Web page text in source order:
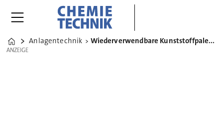
Home
Anlagentechnik Wiederverwendbare Kunststoffpaletten mit langer Lebensdauer
ANZEIGE
ANZEIGE